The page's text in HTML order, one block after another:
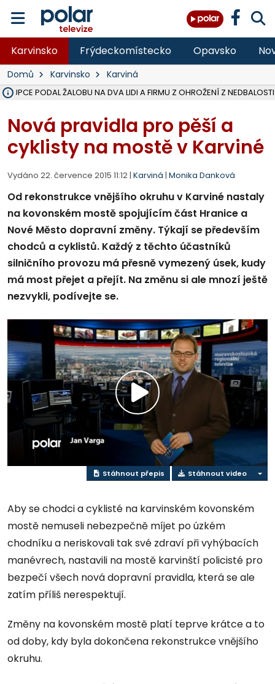
Karvinsko Frýdeckomístecko Opavsko
Domů Karvinsko Karviná
PODAL ŽALOBU NA DVA LIDI A FIRMU Z OHROŽENÍ Z NEDBALOSTI
Nová pravidla pro pěší a
cyklisty na mostě v Karviné
Vydáno 22. července 2015 11:12 | Karviná | Monika Danková
Od rekonstrukce vnějšího okruhu v Karviné nastaly
na kovonském mostě spojujícím část Hranice a
Nové Město dopravní změny. Týkají se především
chodců a cyklistů. Každý z těchto účastníků
silničního provozu má přesně vymezený úsek, kudy
má most přejet a přejít. Na změnu si ale mnozí ještě
nezvykli, podívejte se.
Přehrát
video
Stáhnout přepis Stáhnout video
Aby se chodci a cyklisté na karvinském kovonském
mostě nemuseli nebezpečně míjet po úzkém
chodníku a neriskovali tak své zdraví při vyhýbacích
manévrech, nastavili na mostě karvinští policisté pro
bezpečí všech nová dopravní pravidla, která se ale
zatím příliš nerespektují.
Změny na kovonském mostě platí teprve krátce a to
od doby, kdy byla dokončena rekonstrukce vnějšího
okruhu.